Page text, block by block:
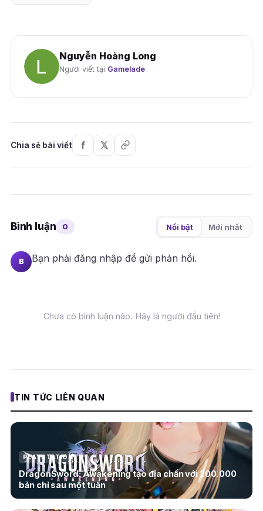
Nguyễn Hoàng Long
Người viết tại Gamelade
Chia sẻ bài viết
Bình luận 0 Nổi bật Mới nhất
B Bạn phải đăng nhập để gửi phản hồi.
Chưa có bình luận nào. Hãy là người đầu tiên!
TIN TỨC LIÊN QUAN
PLAYSTATION
DragonSword: Awakening tạo địa chấn với 200.000
bản chỉ sau một tuần